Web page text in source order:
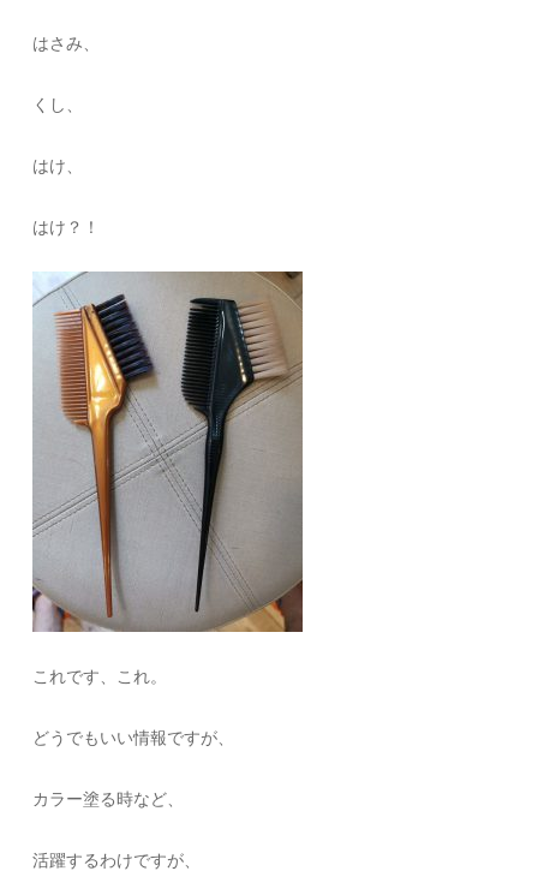
はさみ、
くし、
はけ、
はけ？！
これです、これ。
どうでもいい情報ですが、
カラー塗る時など、
活躍するわけですが、